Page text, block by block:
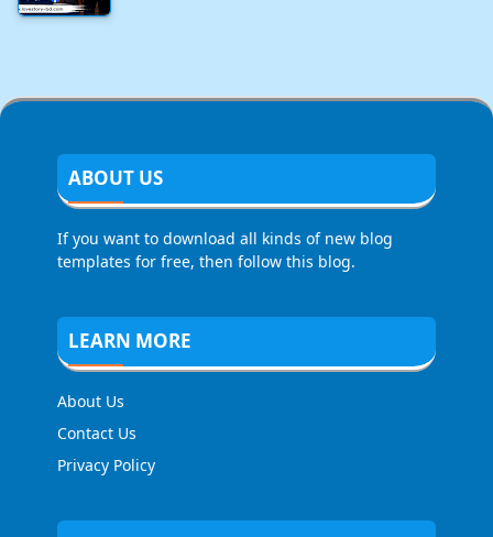
ABOUT US
If you want to download all kinds of new blog
templates for free, then follow this blog.
LEARN MORE
About Us
Contact Us
Privacy Policy